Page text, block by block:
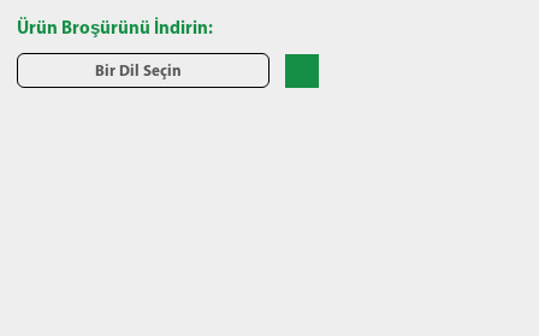
Ürün Broşürünü İndirin:
Bir Dil Seçin